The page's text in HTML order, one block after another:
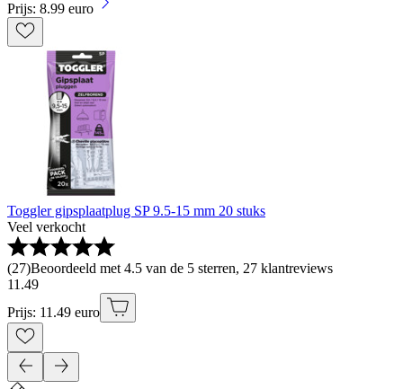
Prijs: 8.99 euro
Toggler gipsplaatplug SP 9.5-15 mm 20 stuks
Veel verkocht
(27)Beoordeeld met 4.5 van de 5 sterren, 27 klantreviews
11 .49
Prijs: 11.49 euro